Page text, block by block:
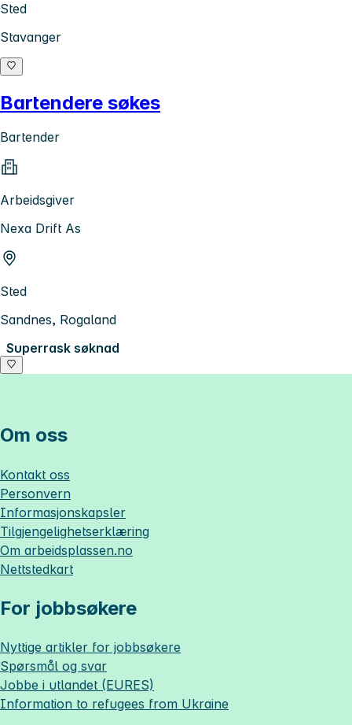
Sted
Stavanger
Bartendere søkes
Bartender
Arbeidsgiver
Nexa Drift As
Sted
Sandnes, Rogaland
Superrask søknad
Om oss
Kontakt oss
Personvern
Informasjonskapsler
Tilgjengelighetserklæring
Om arbeidsplassen.no
Nettstedkart
For jobbsøkere
Nyttige artikler for jobbsøkere
Spørsmål og svar
Jobbe i utlandet (EURES)
Information to refugees from Ukraine